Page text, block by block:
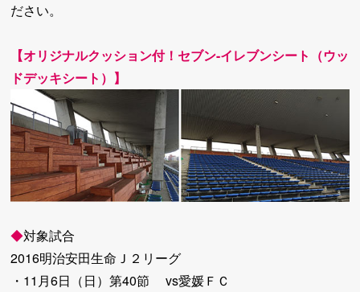
ださい。
【オリジナルクッション付！セブン-イレブンシート（ウッ
ドデッキシート）】
◆対象試合
2016明治安田生命Ｊ２リーグ
・11月6日（日）第40節 vs愛媛ＦＣ